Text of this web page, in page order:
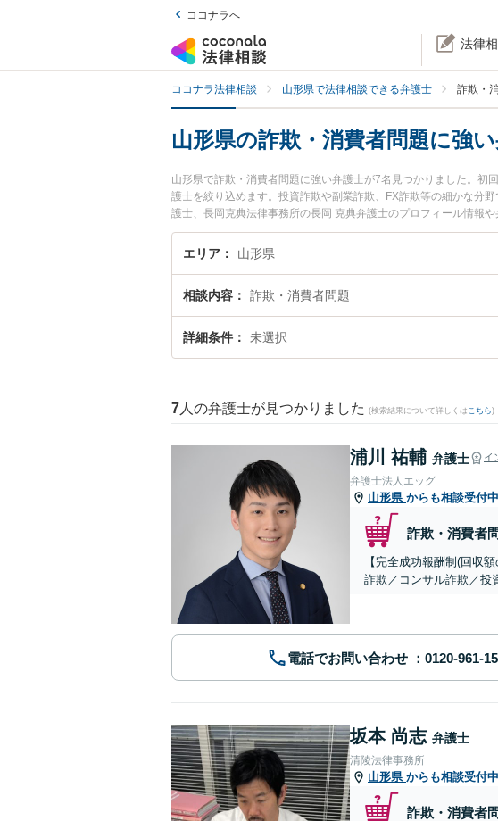
ココナラへ
法律
ココナラ法律相談 山形県で法律相談できる弁護士 詐欺・
山形県の詐欺・消費者問題に強
山形県で詐欺・消費者問題に強い弁護士が7名見つかりました。初
護士を絞り込めます。投資詐欺や副業詐欺、FX詐欺等の細かな分
護士、長岡克典法律事務所の長岡 克典弁護士のプロフィール情報
今すぐに弁護士に相談したい』『詐欺・消費者問題のトラブル解
士に相談予約したい』などでお困りの相談者さんにおすすめです。
エリア 山形県
相談内容 詐欺・消費者問題
詳細条件 未選択
7 人の弁護士が見つかりました (検索結果について詳しくは こちら)
浦川 祐輔 弁護士 イ
弁護士法人エッグ
山形県 からも相談受付中
詐欺・消費者
【完全成功報酬制(回収
詐欺／コンサル詐欺／投
電話でお問い合わせ
坂本 尚志 弁護士
清陵法律事務所
山形県 からも相談受付中
詐欺・消費者